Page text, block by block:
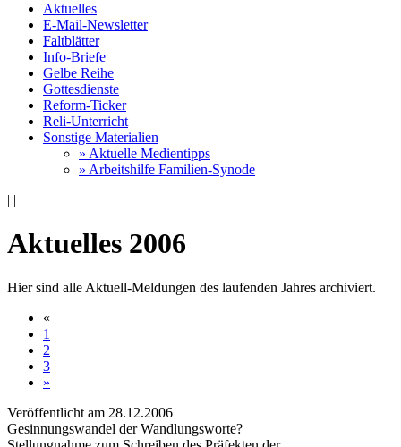
Aktuelles
E-Mail-Newsletter
Faltblätter
Info-Briefe
Gelbe Reihe
Gottesdienste
Reform-Ticker
Reli-Unterricht
Sonstige Materialien
» Aktuelle Medientipps
» Arbeitshilfe Familien-Synode
| |
Aktuelles 2006
Hier sind alle Aktuell-Meldungen des laufenden Jahres archiviert.
«
1
2
3
»
Veröffentlicht am 28­.12.2006
Gesinnungswandel der Wandlungsworte?